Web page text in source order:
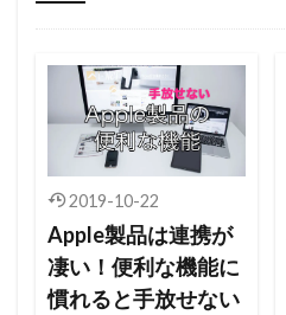
iPhone/iPad
2019-10-22
Apple製品は連携が
凄い！便利な機能に
慣れると手放せない